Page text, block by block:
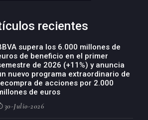
recientes
supera los 6.000 millones de
de beneficio en el primer
de 2026 (+11%) y anuncia
nuevo programa extraordinario de
de acciones por 2.000
de euros
30-Julio-2026